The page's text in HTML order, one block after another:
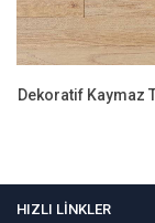
Dekoratif Kaymaz
HIZLI LINKLER